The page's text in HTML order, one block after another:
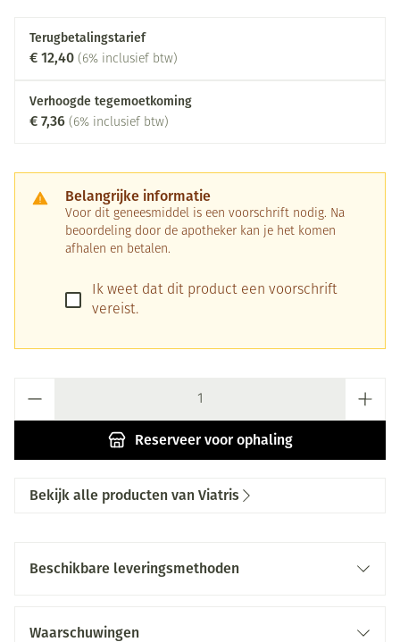
Terugbetalingstarief
€ 12,40 (6% inclusief btw)
Verhoogde tegemoetkoming
€ 7,36 (6% inclusief btw)
Belangrijke informatie
Voor dit geneesmiddel is een voorschrift nodig. Na
beoordeling door de apotheker kan je het komen
afhalen en betalen.
Ik weet dat dit product een voorschrift
vereist.
Reserveervoor ophaling
Bekijk alle producten van Viatris
Beschikbare leveringsmethoden
Waarschuwingen